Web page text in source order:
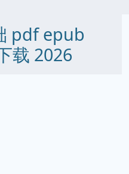
pdf epub
载 2026